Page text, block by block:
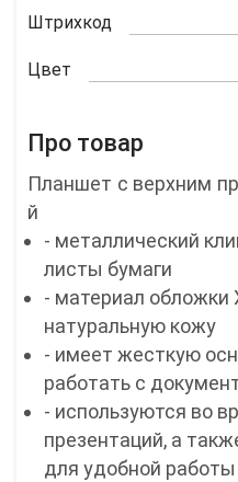
Штрихкод
Цвет
Про товар
Планшет с верхним
й
- металлический
листы бумаги
- материал обложки
натуральную кожу
- имеет жесткую
работать с
- используются во
презентаций, а
для удобной